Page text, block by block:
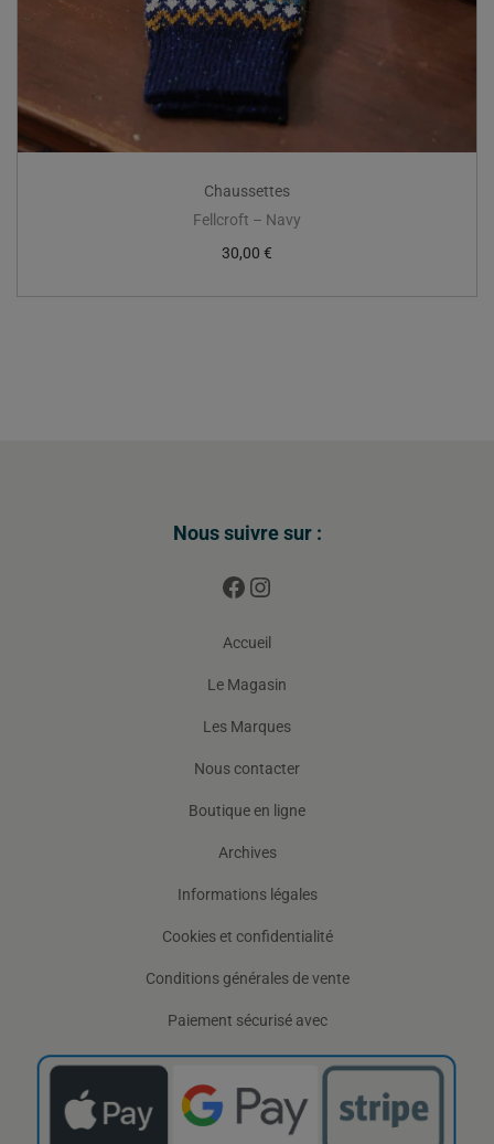
Chaussettes
Fellcroft – Navy
30,00 €
Nous suivre sur :
Accueil
Le Magasin
Les Marques
Nous contacter
Boutique en ligne
Archives
Informations légales
Cookies et confidentialité
Conditions générales de vente
Paiement sécurisé avec